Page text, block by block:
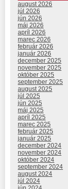
august 2026
júl 2026
jún 2026
máj 2026
apríl 2026
marec 2026
február 2026
január 2026
december 2025
november 2025
október 2025
september 2025
august 2025
júl 2025
jún 2025
máj 2025
apríl 2025
marec 2025
február 2025
január 2025
december 2024
november 2024
október 2024
september 2024
august 2024
júl 2024